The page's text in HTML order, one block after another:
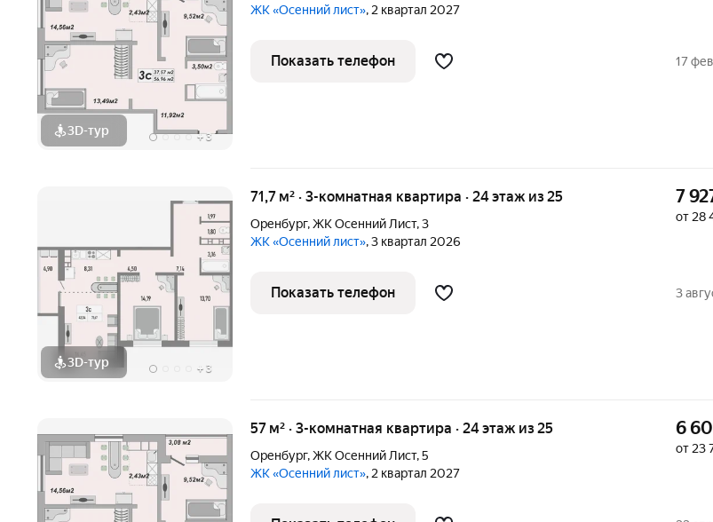
3D-тур +3
ЖК «Осенний лист», 2 квартал 2027
Показать телефон 17
3D-тур + 3
71,7 м² · 3-комнатная квартира · 24 этаж из 25
Оренбург,ЖК Осенний Лист,3
ЖК «Осенний лист», 3 квартал 2026
7
от 28
Показать телефон 3
57 м² · 3-комнатная квартира · 24 этаж из 25
Оренбург,ЖК Осенний Лист,5
ЖК «Осенний лист», 2 квартал 2027
6
от 23